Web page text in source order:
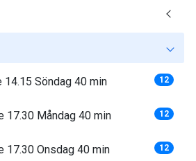
14.15 Söndag 40 min 12
17.30 Måndag 40 min 12
17.30 Onsdag 40 min 12